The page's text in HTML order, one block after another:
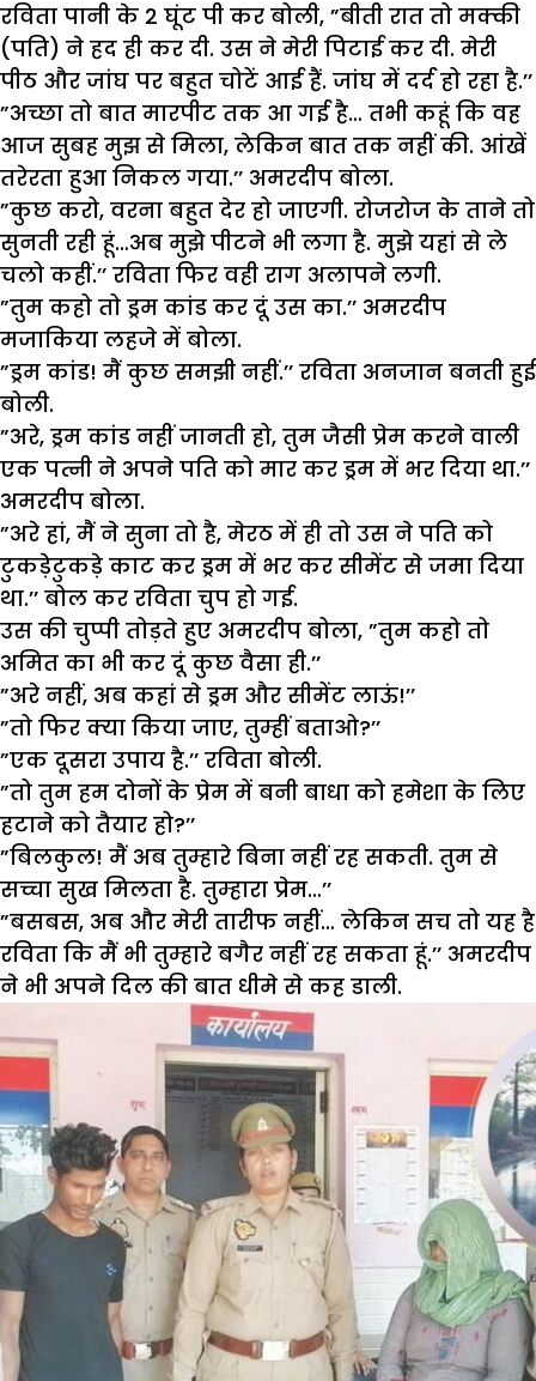
रविता पानी के 2 घूंट पी कर बोली, ”बीती रात तो मक्की
(पति) ने हद ही कर दी. उस ने मेरी पिटाई कर दी. मेरी
पीठ और जांघ पर बहुत चोटें आई हैं. जांघ में दर्द हो रहा है.’’
”अच्छा तो बात मारपीट तक आ गई है… तभी कहूं कि वह
आज सुबह मुझ से मिला, लेकिन बात तक नहीं की. आंखें
तरेरता हुआ निकल गया.’’ अमरदीप बोला.
”कुछ करो, वरना बहुत देर हो जाएगी. रोजरोज के ताने तो
सुनती रही हूं…अब मुझे पीटने भी लगा है. मुझे यहां से ले
चलो कहीं.’’ रविता फिर वही राग अलापने लगी.
”तुम कहो तो ड्रम कांड कर दूं उस का.’’ अमरदीप
मजाकिया लहजे में बोला.
”ड्रम कांड! मैं कुछ समझी नहीं.’’ रविता अनजान बनती हुई
बोली.
”अरे, ड्रम कांड नहीं जानती हो, तुम जैसी प्रेम करने वाली
एक पत्नी ने अपने पति को मार कर ड्रम में भर दिया था.’’
अमरदीप बोला.
”अरे हां, मैं ने सुना तो है, मेरठ में ही तो उस ने पति को
टुकड़ेटुकड़े काट कर ड्रम में भर कर सीमेंट से जमा दिया
था.’’ बोल कर रविता चुप हो गई.
उस की चुप्पी तोड़ते हुए अमरदीप बोला, ”तुम कहो तो
अमित का भी कर दूं कुछ वैसा ही.’’
”अरे नहीं, अब कहां से ड्रम और सीमेंट लाऊं!’’
”तो फिर क्या किया जाए, तुम्हीं बताओ?’’
”एक दूसरा उपाय है.’’ रविता बोली.
”तो तुम हम दोनों के प्रेम में बनी बाधा को हमेशा के लिए
हटाने को तैयार हो?’’
”बिलकुल! मैं अब तुम्हारे बिना नहीं रह सकती. तुम से
सच्चा सुख मिलता है. तुम्हारा प्रेम…’’
”बसबस, अब और मेरी तारीफ नहीं… लेकिन सच तो यह है
रविता कि मैं भी तुम्हारे बगैर नहीं रह सकता हूं.’’ अमरदीप
ने भी अपने दिल की बात धीमे से कह डाली.